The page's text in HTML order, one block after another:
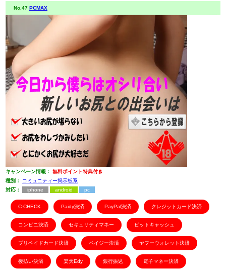
No.47 PCMAX
キャンペーン情報：
無料ポイント特典付き
種別：
コミュニティー掲示板系
対応：
iphone android pc
C-CHECK Paidy決済 PayPal決済 クレジットカード決済
コンビニ決済 セキュリティマネー ビットキャッシュ
プリペイドカード決済 ペイジー決済 ヤフーウォレット決済
後払い決済 楽天Edy 銀行振込 電子マネー決済